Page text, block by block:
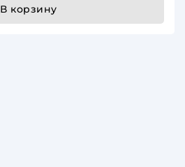
В корзину